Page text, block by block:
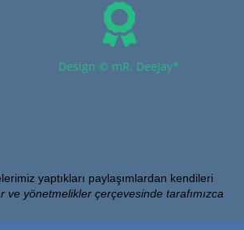
Design © mR. DeeJay*
yaptıkları paylaşımlardan kendileri
yönetmelikler çerçevesinde tarafımızca